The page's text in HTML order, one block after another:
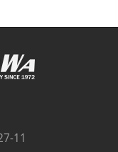
11